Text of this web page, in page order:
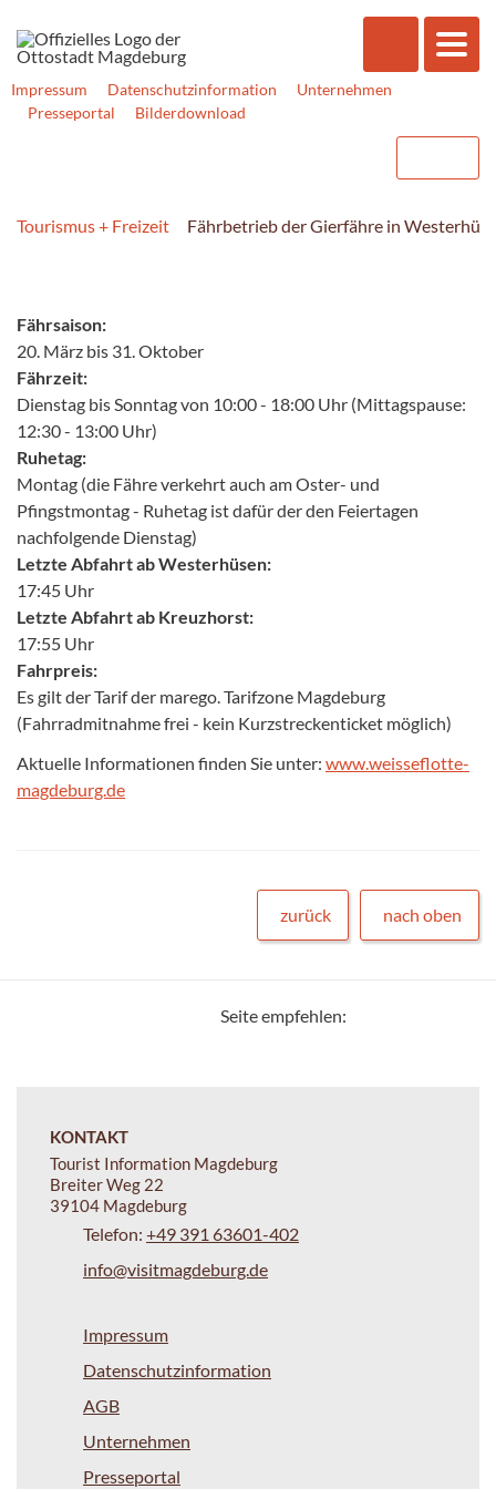
Impressum Datenschutzinformation
Unternehmen
Presseportal
Bilderdownload
Tourismus + Freizeit Fährbetrieb der Gierfähre in
Fährsaison:
20. März bis 31. Oktober
Fährzeit:
Dienstag bis Sonntag von 10:00 - 18:00 Uhr (Mittagspause:
12:30 - 13:00 Uhr)
Ruhetag:
Montag (die Fähre verkehrt auch am Oster- und
Pfingstmontag - Ruhetag ist dafür der den Feiertagen
nachfolgende Dienstag)
Letzte Abfahrt ab Westerhüsen:
17:45 Uhr
Letzte Abfahrt ab Kreuzhorst:
17:55 Uhr
Fahrpreis:
Es gilt der Tarif der marego. Tarifzone Magdeburg
(Fahrradmitnahme frei - kein Kurzstreckenticket möglich)
Aktuelle Informationen finden Sie unter: www.weisseflotte-
magdeburg.de
zurück nach oben
Seite empfehlen:
KONTAKT
Tourist Information Magdeburg
Breiter Weg 22
39104 Magdeburg
Telefon: +49 391 63601-402
info@visitmagdeburg.de
Impressum
Datenschutzinformation
AGB
Unternehmen
Presseportal